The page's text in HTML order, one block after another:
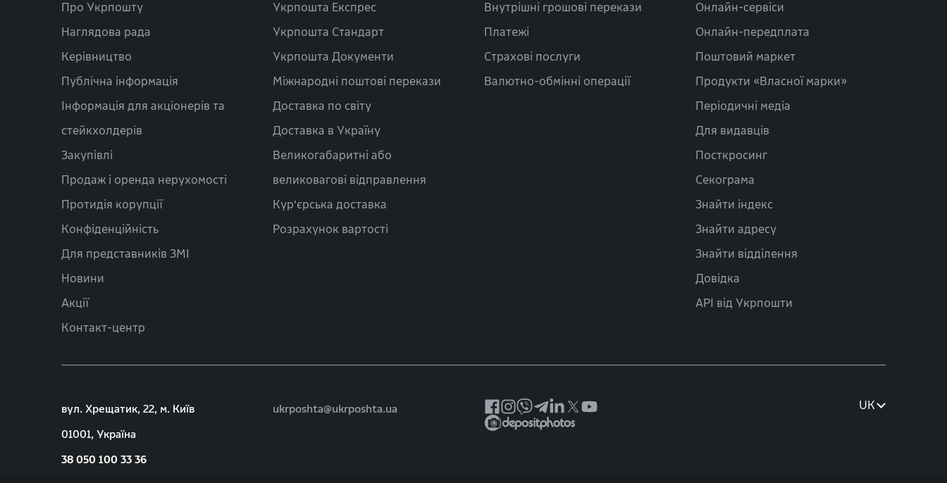
Про Укрпошту
Наглядова рада
Керівництво
Публічна інформація
Інформація для акціонерів та
стейкхолдерів
Закупівлі
Продаж і оренда нерухомості
Протидія корупції
Конфіденційність
Для представників ЗМІ
Новини
Акції
Контакт-центр
Укрпошта Експрес
Укрпошта Стандарт
Укрпошта Документи
Міжнародні поштові перекази
Доставка по світу
Доставка в Україну
Великогабаритні або
великовагові відправлення
Кур’єрська доставка
Розрахунок вартості
Внутрішні грошові перекази
Платежі
Страхові послуги
Валютно-обмінні операції
Онлайн-сервіси
Онлайн-передплата
Поштовий маркет
Продукти «Власної марки»
Періодичні медіа
Для видавців
Посткросинг
Секограма
Знайти індекс
Знайти адресу
Знайти відділення
Довідка
API від Укрпошти
вул. Хрещатик, 22, м. Київ
01001, Україна
38 050 100 33 36
ukrposhta@ukrposhta.ua UK